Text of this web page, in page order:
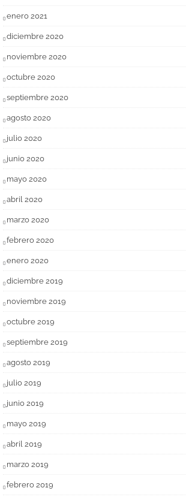
enero 2021
diciembre 2020
noviembre 2020
octubre 2020
septiembre 2020
agosto 2020
julio 2020
junio 2020
mayo 2020
abril 2020
marzo 2020
febrero 2020
enero 2020
diciembre 2019
noviembre 2019
octubre 2019
septiembre 2019
agosto 2019
julio 2019
junio 2019
mayo 2019
abril 2019
marzo 2019
febrero 2019